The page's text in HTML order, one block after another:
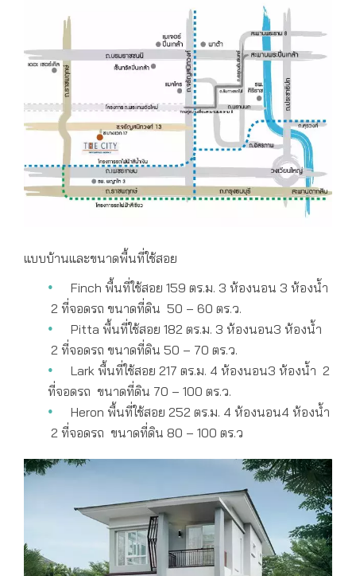
แบบบ้านและขนาดพื้นที่ใช้สอย
Finch พื้นที่ใช้สอย 159 ตร.ม. 3 ห้องนอน 3 ห้องน้ำ
2 ที่จอดรถ ขนาดที่ดิน 50 – 60 ตร.ว.
Pitta พื้นที่ใช้สอย 182 ตร.ม. 3 ห้องนอน3 ห้องน้ำ
2 ที่จอดรถ ขนาดที่ดิน 50 – 70 ตร.ว.
Lark พื้นที่ใช้สอย 217 ตร.ม. 4 ห้องนอน3 ห้องน้ำ 2
ที่จอดรถ ขนาดที่ดิน 70 – 100 ตร.ว.
Heron พื้นที่ใช้สอย 252 ตร.ม. 4 ห้องนอน4 ห้องน้ำ
2 ที่จอดรถ ขนาดที่ดิน 80 – 100 ตร.ว